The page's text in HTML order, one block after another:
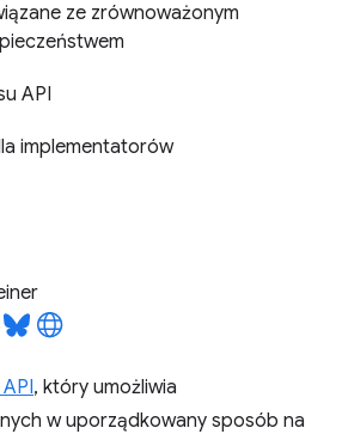
ze zrównoważonym
API
implementatorów
, który umożliwia
w uporządkowany sposób na